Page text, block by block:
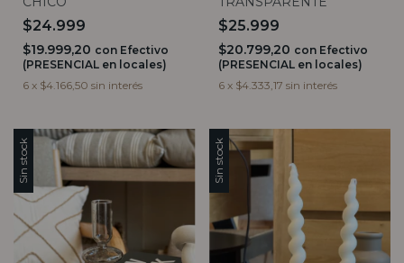
$24.999
$19.999,20 con Efectivo
(PRESENCIAL en locales)
6 x $4.166,50 sin interés
$25.999
$20.799,20 con Efectivo
(PRESENCIAL en locales)
6 x $4.333,17 sin interés
Sin stock Sin stock